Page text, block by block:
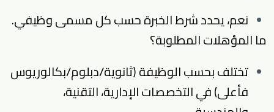
نعم، يحدد شرط الخبرة حسب كل مسمى وظيفي.
ما المؤهلات المطلوبة؟
تختلف بحسب الوظيفة (ثانوية/دبلوم/بكالوريوس
فأعلى) في التخصصات الإدارية، التقنية،